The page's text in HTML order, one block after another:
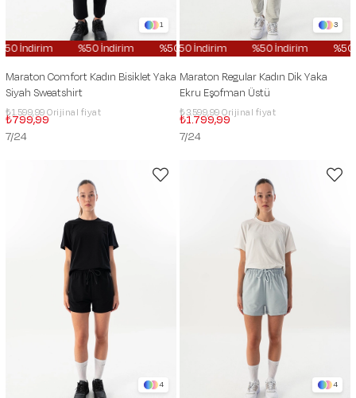
1
%50 İndirim %50 İndirim %50 İndirim %50 İndirim
Maraton Comfort Kadın Bisiklet Yaka
Siyah Sweatshirt
₺799,99
₺1.599,99
7/24
3
%50 İndirim %50 İndirim
Maraton Regular Kadın Dik Yaka
Ekru Eşofman Üstü
₺1.799,99
₺3.599,99
7/24
4 4